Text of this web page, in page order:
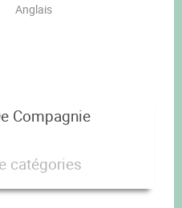
Anglais
Compagnie
catégories